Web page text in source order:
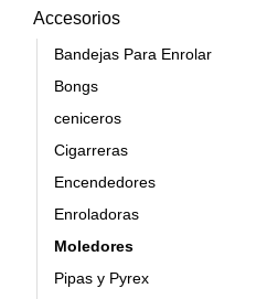
Accesorios
Bandejas Para Enrolar
Bongs
ceniceros
Cigarreras
Encendedores
Enroladoras
Moledores
Pipas y Pyrex